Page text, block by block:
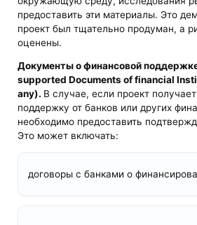
предоставить эти материалы. Это
проект был тщательно продуман, а
оценены.
Документы о финансовой
supported Documents of financial
any). В случае, если проект
поддержку от банков или других
необходимо предоставить
Это может включать:
договоры с банками о